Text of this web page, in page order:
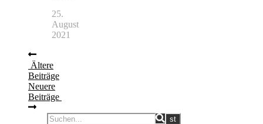
25.
August
2021
Ältere
Beiträge
Neuere
Beiträge